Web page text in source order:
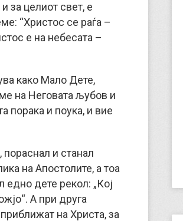
за целиот свет, е
“Христос се раѓа –
е на небесата –
како Мало Дете,
на Неговата љубов и
порака и поука, и вие
пораснал и станал
на Апостолите, а тоа
едно дете рекол: „Кој
А при друга
на Христа, за